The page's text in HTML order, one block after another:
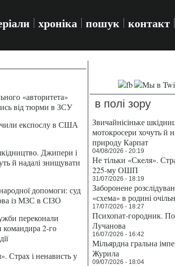
хроніка пошук контакт
«авторитета»
від тюрми в ЗСУ
експослу в США
Джипери і
й надалі знищувати
допомоги: суд
із МЗС в СІЗО
переконали
командира 2-го
Страх і ненависть у
в полі зору
Звичайнісіньке
мотокросери хочуть й
природу Карпат
04/08/2026 - 20:19
Не тільки «Скеля».
225-му ОШП
31/07/2026 - 18:19
Заборонене
«схема» в родині
17/07/2026 - 18:27
Психопат-городник.
Лучанова
16/07/2026 - 16:42
Мільярдна гральна
Журила
09/07/2026 - 18:04